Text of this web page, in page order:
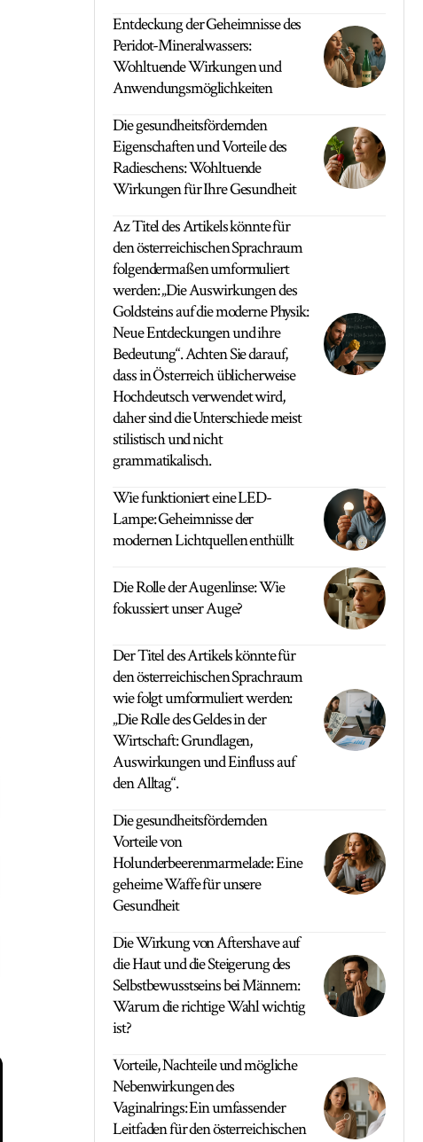
Entdeckung der Geheimnisse des
Peridot-Mineralwassers:
Wohltuende Wirkungen und
Anwendungsmöglichkeiten
Die gesundheitsfördernden
Eigenschaften und Vorteile des
Radieschens: Wohltuende
Wirkungen für Ihre Gesundheit
Az Titel des Artikels könnte für
den österreichischen Sprachraum
folgendermaßen umformuliert
werden: „Die Auswirkungen des
Goldsteins auf die moderne Physik:
Neue Entdeckungen und ihre
Bedeutung“. Achten Sie darauf,
dass in Österreich üblicherweise
Hochdeutsch verwendet wird,
daher sind die Unterschiede meist
stilistisch und nicht
grammatikalisch.
Wie funktioniert eine LED-
Lampe: Geheimnisse der
modernen Lichtquellen enthüllt
Die Rolle der Augenlinse: Wie
fokussiert unser Auge?
Der Titel des Artikels könnte für
den österreichischen Sprachraum
wie folgt umformuliert werden:
„Die Rolle des Geldes in der
Wirtschaft: Grundlagen,
Auswirkungen und Einfluss auf
den Alltag“.
Die gesundheitsfördernden
Vorteile von
Holunderbeerenmarmelade: Eine
geheime Waffe für unsere
Gesundheit
Die Wirkung von Aftershave auf
die Haut und die Steigerung des
Selbstbewusstseins bei Männern:
Warum die richtige Wahl wichtig
ist?
Vorteile, Nachteile und mögliche
Nebenwirkungen des
Vaginalrings: Ein umfassender
Leitfaden für den österreichischen